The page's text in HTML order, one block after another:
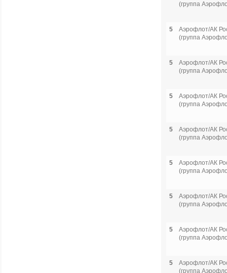
(группа
5
Аэрофлот/АК
(группа
5
Аэрофлот/АК
(группа
5
Аэрофлот/АК
(группа
5
Аэрофлот/АК
(группа
5
Аэрофлот/АК
(группа
5
Аэрофлот/АК
(группа
5
Аэрофлот/АК
(группа
5
Аэрофлот/АК
(группа